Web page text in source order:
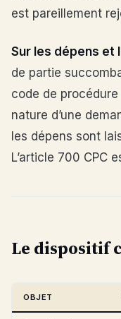
est pareillement
Sur les dépens et
de partie
code de
nature d’une
les dépens sont
L’article 700 CPC
Le dispositif
OBJET